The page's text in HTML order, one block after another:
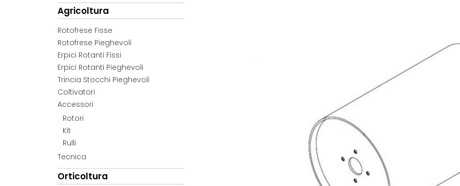
Agricoltura
Rotofrese Fisse
Rotofrese Pieghevoli
Erpici Rotanti Fissi
Erpici Rotanti Pieghevoli
Trincia Stocchi Pieghevoli
Coltivatori
Accessori
Rotori
Kit
Rulli
Tecnica
Orticoltura